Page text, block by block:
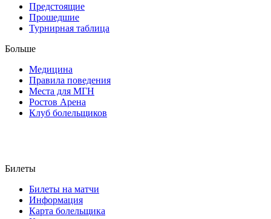
Предстоящие
Прошедшие
Турнирная таблица
Больше
Медицина
Правила поведения
Места для МГН
Ростов Арена
Клуб болельщиков
Билеты
Билеты на матчи
Информация
Карта болельщика